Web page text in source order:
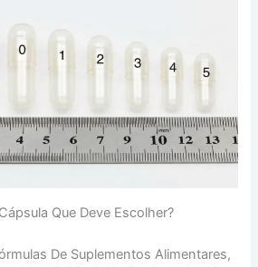
Que Deve Escolher?
De Suplementos Alimentares,